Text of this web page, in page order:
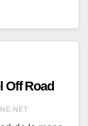
Off Road